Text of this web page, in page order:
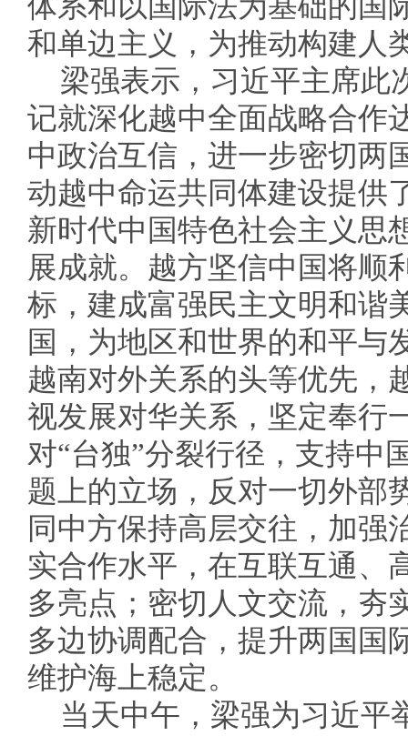
和单边主义，为推动构建人
梁强表示，习近平主席此
记就深化越中全面战略合作
中政治互信，进一步密切两
动越中命运共同体建设提供
新时代中国特色社会主义思
展成就。越方坚信中国将顺
标，建成富强民主文明和谐
国，为地区和世界的和平与
越南对外关系的头等优先，
视发展对华关系，坚定奉行
对“台独”分裂行径，支持中
题上的立场，反对一切外部
同中方保持高层交往，加强
实合作水平，在互联互通、
多亮点；密切人文交流，夯
多边协调配合，提升两国国
维护海上稳定。
当天中午，梁强为习近平